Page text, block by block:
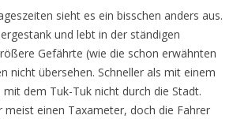
sieht es ein bisschen anders aus.
und lebt in der ständigen
Gefährte (wie die schon erwähnten
nicht übersehen. Schneller als mit einem
dem Tuk-Tuk nicht durch die Stadt.
meist einen Taxameter, doch die Fahrer